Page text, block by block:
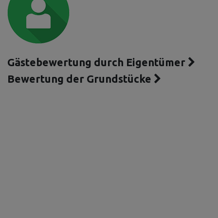
Gästebewertung durch Eigentümer
Bewertung der Grundstücke